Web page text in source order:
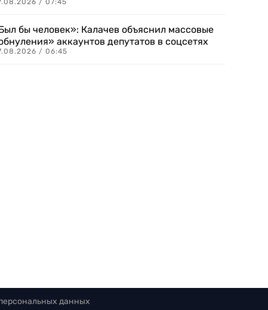
/ 07:45
бы человек»: Калачев объяснил массовые
аккаунтов депутатов в соцсетях
/ 06:45
данных